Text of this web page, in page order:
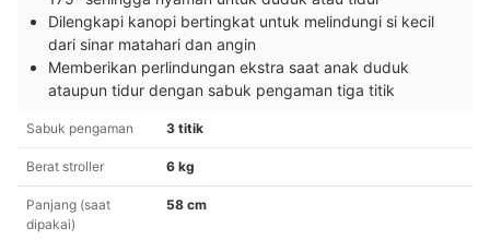
Dilengkapi kanopi bertingkat untuk melindungi si kecil
dari sinar matahari dan angin
Memberikan perlindungan ekstra saat anak duduk
ataupun tidur dengan sabuk pengaman tiga titik
Sabuk pengaman 3 titik
Berat stroller 6 kg
Panjang (saat
dipakai)
58 cm